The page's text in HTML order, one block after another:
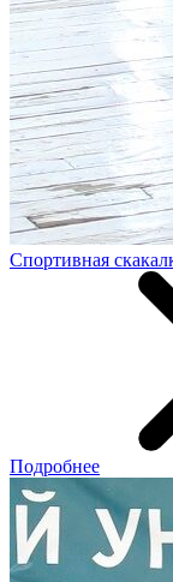
Спортивная
Подробнее